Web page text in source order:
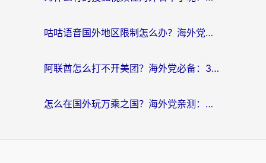
咕咕语音国外地区限制怎么办？海外党必备的回国加速器选择指南（附音悦Tai、搜狐视频解决妙招）
阿联酋怎么打不开美团？海外党必备：3步解决回国追剧、看球、刷B站的全部烦恼
怎么在国外玩万乘之国？海外党亲测：突破限制的3个实用技巧